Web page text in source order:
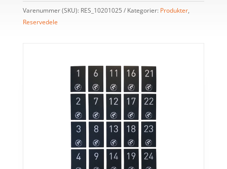
Varenummer (SKU): RES_10201025 Kategorier: Produkter,
Reservedele